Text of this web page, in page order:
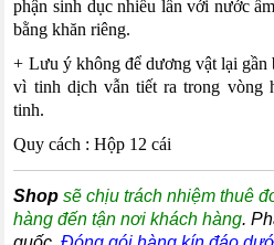
phận sinh dục nhiều lần với nước
bằng khăn riêng.
+ Lưu ý không để dương vật lại gần
vì tinh dịch vẫn tiết ra trong vòng
tinh.
Quy cách : Hộp 12 cái
Shop sẽ chịu trách nhiệm thuê
hàng đến tận nơi khách hàng.